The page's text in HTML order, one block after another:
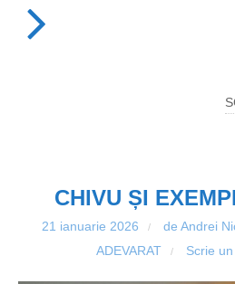
CHIVU ȘI
21 ianuarie 2026 / de Andrei
ADEVARAT
/ Scrie